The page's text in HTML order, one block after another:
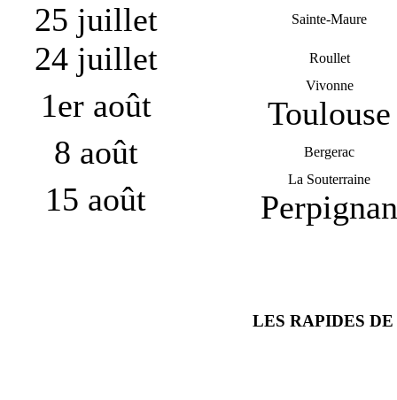
25 juillet Sainte-Maure
24 juillet Roullet
1er août
Vivonne
Toulouse
8 août
Bergerac
15 août
La Souterraine
Perpignan
LES RAPIDES